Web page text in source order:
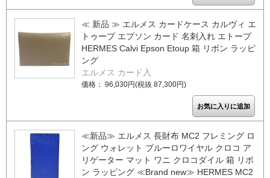
≪ 新品 ≫ エルメス カードケース カルヴィ エ
トゥープ エプソン カード 名刺入れ エトープ
HERMES Calvi Epson Etoup 箱 リボン ラッピ
ング
エルメス カード入
価格： 96,030円(税抜 87,300円)
≪新品≫ エルメス 長財布 MC2 フレミング ロ
ング ウォレット ブルーロワイヤル クロコ ア
リゲーター マット ワニ クロコダイル 箱 リボ
ン ラッピング ≪Brand new≫ HERMES MC2